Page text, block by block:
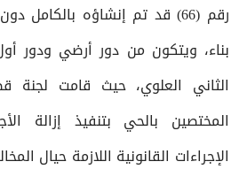
رقم (66) قد تم إنشاؤه
بناء، ويتكون من دور أرضي ودور
الثاني العلوي، حيث قامت لجنة
المختصين بالحي بتنفيذ إزالة
الإجراءات القانونية اللازمة حيال